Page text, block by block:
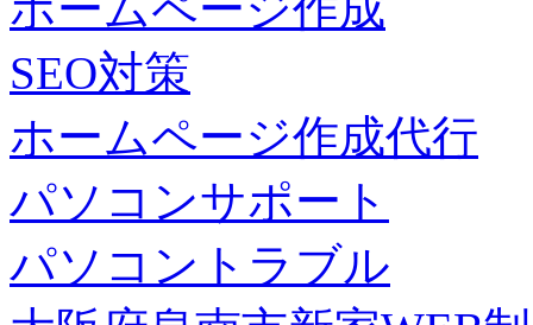
SEO対策
ホームページ作成代行
パソコンサポート
パソコントラブル